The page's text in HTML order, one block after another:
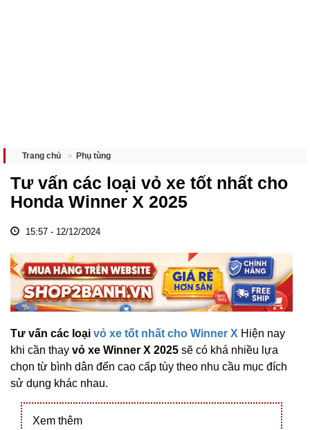
Trang chủ Phụ tùng
Tư vấn các loại vỏ xe tốt nhất cho
Honda Winner X 2025
15:57 - 12/12/2024
Tư vấn các loại vỏ xe tốt nhất cho Winner X Hiện nay
khi cần thay vỏ xe Winner X 2025 sẽ có khá nhiều lựa
chọn từ bình dân đến cao cấp tùy theo nhu cầu mục đích
sử dụng khác nhau.
Xem thêm